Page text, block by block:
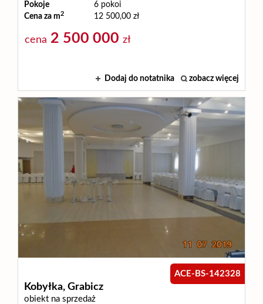
Kupię
Kontakt
Pokoje
6 pokoi
Cena za m2 12 500,00 zł
cena 2 500 000 zł
Dodaj do notatnika zobacz więcej
Kobyłka, Grabicz
obiekt na sprzedaż
ACE-BS-142328